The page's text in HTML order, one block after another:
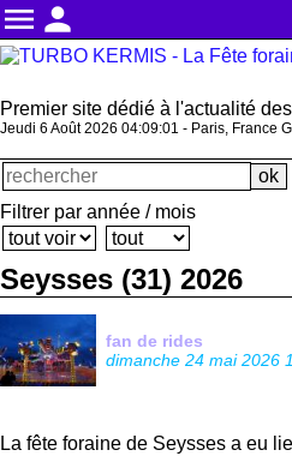
menu person
Premier site dédié à l'actualité
Jeudi 6 Août 2026 04:09:02 - Paris, France
Filtrer par année / mois
Seysses (31) 2026
fan de rides
dimanche 24 mai 2026
La fête foraine de Seysses a eu